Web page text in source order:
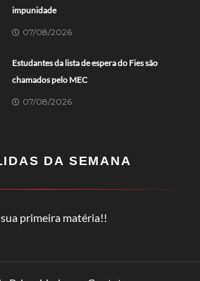
impunidade
07/08/2026
Estudantes da lista de espera do Fies são
chamados pelo MEC
07/08/2026
DA SEMANA
primeira matéria!!